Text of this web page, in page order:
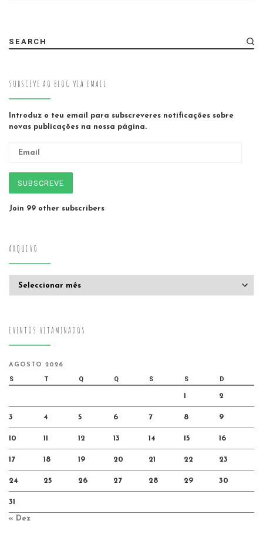
SEARCH
SUBSCEVE AO BLOG VIA EMAIL
Introduz o teu email para subscreveres notificações sobre
novas publicações na nossa página.
SUBSCREVE
Join 99 other subscribers
ARQUIVO
EVENTOS VITAMINADOS
AGOSTO 2026
S T Q Q S S D
1 2
3 4 5 6 7 8 9
10 11 12 13 14 15 16
17 18 19 20 21 22 23
24 25 26 27 28 29 30
31
« Dez